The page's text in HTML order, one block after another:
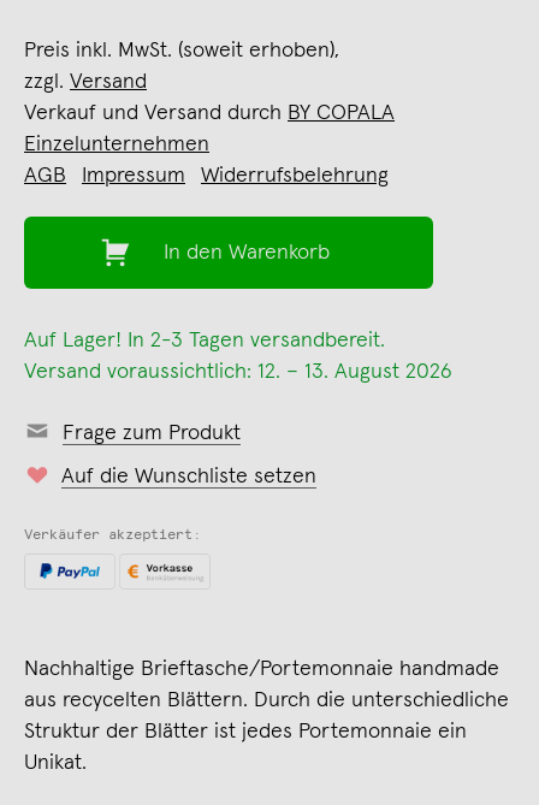
Preis inkl. MwSt. (soweit erhoben),
zzgl. Versand
Verkauf und Versand durch BY COPALA
Einzelunternehmen
AGB
Impressum Widerrufsbelehrung
In den Warenkorb
Auf Lager! In 2-3 Tagen versandbereit.
Versand voraussichtlich: 12. – 13. August 2026
Frage zum Produkt
Auf die Wunschliste setzen
Verkäufer akzeptiert:
Nachhaltige Brieftasche/Portemonnaie handmade
aus recycelten Blättern. Durch die unterschiedliche
Struktur der Blätter ist jedes Portemonnaie ein
Unikat.